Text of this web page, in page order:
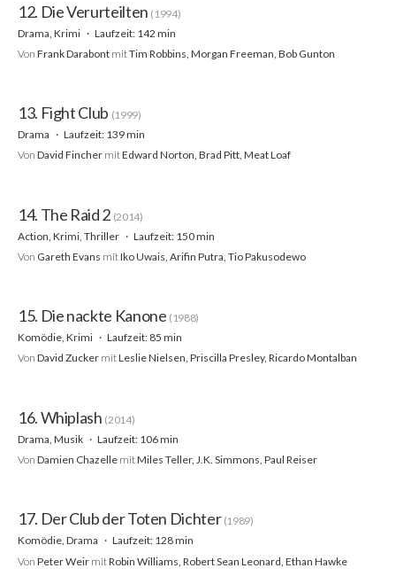
12. Die Verurteilten (1994)
Drama, Krimi
Laufzeit: 142 min
Von Frank Darabont mitTim Robbins, Morgan Freeman, Bob Gunton
13. Fight Club (1999)
Drama
Laufzeit: 139 min
Von David Fincher mitEdward Norton, Brad Pitt, Meat Loaf
14. The Raid 2 (2014)
Action, Krimi, Thriller
Laufzeit: 150 min
Von Gareth Evans mitIko Uwais, Arifin Putra, Tio Pakusodewo
15. Die nackte Kanone (1988)
Komödie, Krimi
Laufzeit: 85 min
Von David Zucker mitLeslie Nielsen, Priscilla Presley, Ricardo Montalban
16. Whiplash (2014)
Drama, Musik
Laufzeit: 106 min
Von Damien Chazelle mitMiles Teller, J.K. Simmons, Paul Reiser
17. Der Club der Toten Dichter (1989)
Komödie, Drama
Laufzeit: 128 min
Von Peter Weir mitRobin Williams, Robert Sean Leonard, Ethan Hawke